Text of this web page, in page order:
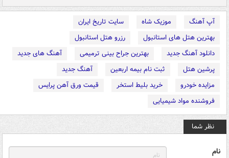
آپ آهنگ موزیک شاه
سایت تاریخ ایران
بهترین هتل های استانبول
رزرو هتل استانبول
دانلود آهنگ جدید
بهترین جراح بینی ترمیمی
آهنگ های جدید
پرشین هتل
ثبت نام بیمه اربعین
آهنگ جدید
مزایده خودرو
خرید بلیط استخر
قیمت ورق آهن پرایس
فروشنده مواد شیمیایی
نظر شما
نام